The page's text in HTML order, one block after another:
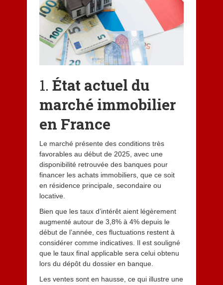
1. État actuel du
marché immobilier
en France
Le marché présente des conditions très
favorables au début de 2025, avec une
disponibilité retrouvée des banques pour
financer les achats immobiliers, que ce soit
en résidence principale, secondaire ou
locative.
Bien que les taux d’intérêt aient légèrement
augmenté autour de 3,8% à 4% depuis le
début de l’année, ces fluctuations restent à
considérer comme indicatives. Il est souligné
que le taux final applicable sera celui obtenu
lors du dépôt du dossier en banque.
Les ventes sont en hausse, ce qui illustre une